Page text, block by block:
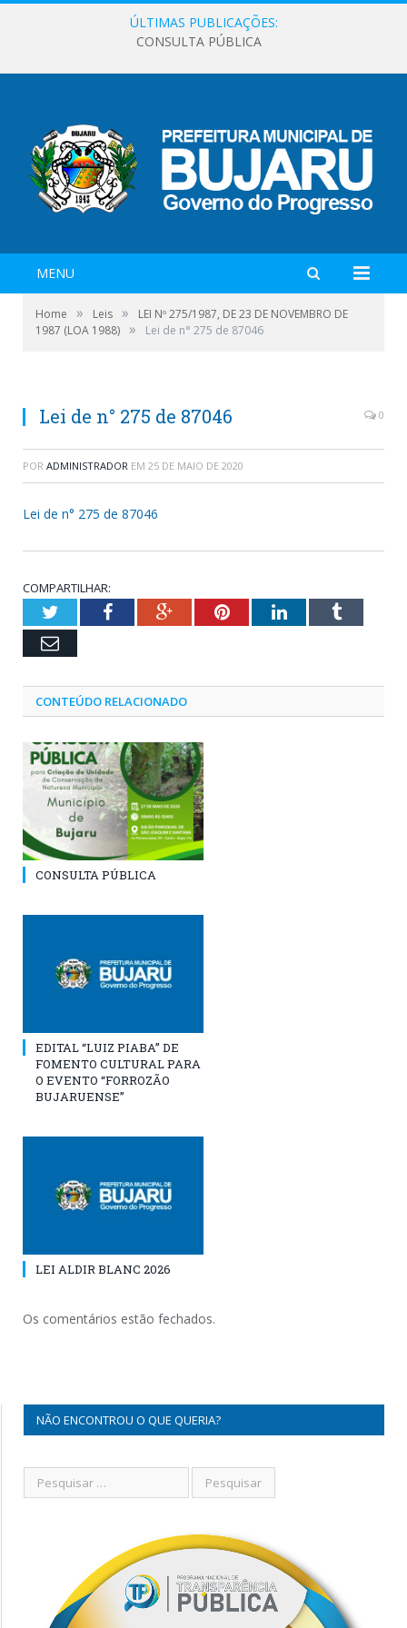
ÚLTIMAS PUBLICAÇÕES:
CONSULTA PÚBLICA
MENU
Home » Leis »
LEI Nº 275/1987, DE 23 DE NOVEMBRO DE
1987 (LOA 1988) » Lei de n° 275 de 87046
Lei de n° 275 de 87046 0
POR ADMINISTRADOR EM 25 DE MAIO DE 2020
Lei de n° 275 de 87046
COMPARTILHAR:
TwitterFacebookGoogle+PinterestLinkedInTumblr
Email
CONTEÚDO RELACIONADO
CONSULTA PÚBLICA
EDITAL “LUIZ PIABA” DE
FOMENTO CULTURAL PARA
O EVENTO “FORROZÃO
BUJARUENSE”
LEI ALDIR BLANC 2026
Os comentários estão fechados.
NÃO ENCONTROU O QUE QUERIA?